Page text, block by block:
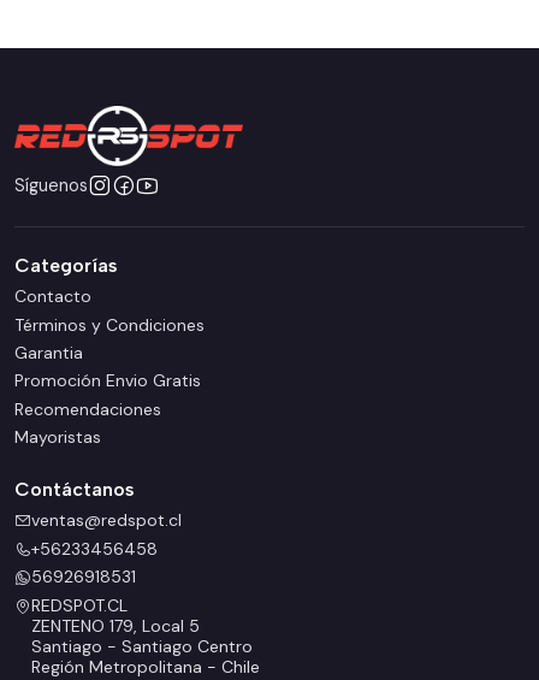
Síguenos
Categorías
Contacto
Términos y Condiciones
Garantia
Promoción Envio Gratis
Recomendaciones
Mayoristas
Contáctanos
ventas@redspot.cl
+56233456458
56926918531
REDSPOT.CL
ZENTENO 179, Local 5
Santiago - Santiago Centro
Región Metropolitana - Chile